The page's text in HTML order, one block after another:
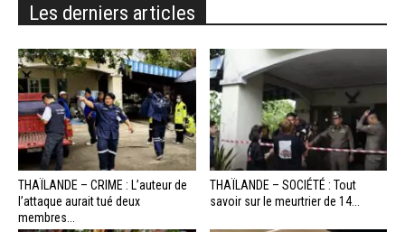
Les derniers articles
THAÏLANDE – CRIME : L’auteur de
l’attaque aurait tué deux
membres...
THAÏLANDE – SOCIÉTÉ : Tout
savoir sur le meurtrier de 14...